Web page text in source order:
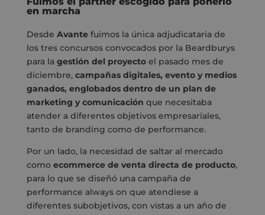
en marcha
Desde Avantefuimos la única adjudicataria de
los tres concursos convocados por la Beardburys
para la gestión del proyectoel pasado mes de
diciembre, campañas digitales, evento y medios
ganados, englobados dentro de un plan de
marketing y comunicación que necesitaba
atender a diferentes objetivos empresariales,
tanto de branding como de performance.
Por un lado, la necesidad de saltar al mercado
como ecommerce de venta directa de producto,
para lo que se diseñó una campaña de
performance always on que atendiese a
diferentes subobjetivos, con vistas a un año de